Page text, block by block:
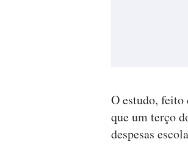
O estudo, feito
que um terço
despesas